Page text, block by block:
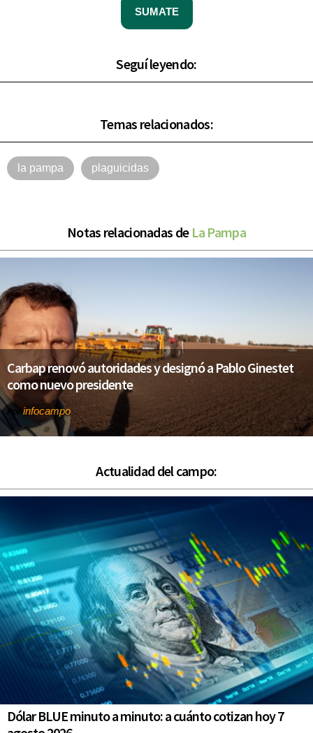
SUMATE
Seguí leyendo:
Temas relacionados:
la pampa plaguicidas
Notas relacionadas de La Pampa
Carbap renovó autoridades y designó a Pablo Ginestet
como nuevo presidente
Por infocampo
Actualidad del campo:
Dólar BLUE minuto a minuto: a cuánto cotizan hoy 7